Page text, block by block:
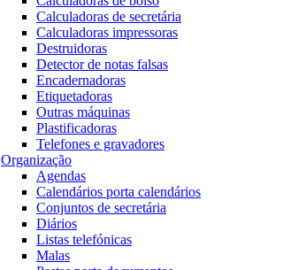
Calculadoras de secretária
Calculadoras impressoras
Destruidoras
Detector de notas falsas
Encadernadoras
Etiquetadoras
Outras máquinas
Plastificadoras
Telefones e gravadores
Organização
Agendas
Calendários porta calendários
Conjuntos de secretária
Diários
Listas telefónicas
Malas